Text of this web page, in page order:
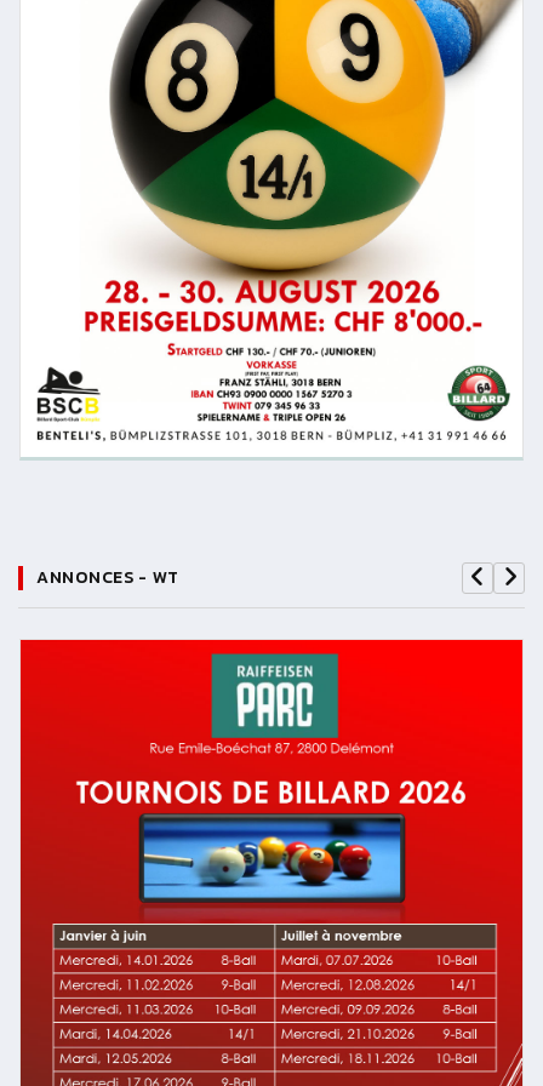
ANNONCES - WT